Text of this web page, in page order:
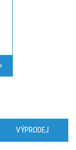
VÝPRODEJ